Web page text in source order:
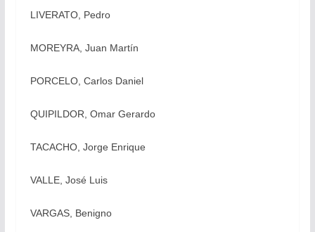
LIVERATO, Pedro
MOREYRA, Juan Martín
PORCELO, Carlos Daniel
QUIPILDOR, Omar Gerardo
TACACHO, Jorge Enrique
VALLE, José Luis
VARGAS, Benigno